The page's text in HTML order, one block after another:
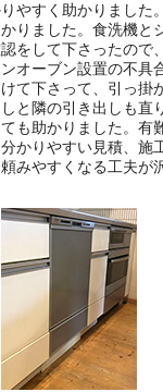
やすく助かりました
りました。食洗機と
をして下さったので
オーブン設置の不具
て下さって、引っ掛
と隣の引き出しも直
も助かりました。有
かりやすい見積、施
みやすくなる工夫が